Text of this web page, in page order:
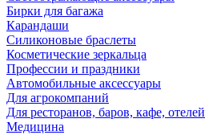
Бирки для багажа
Карандаши
Силиконовые браслеты
Косметические зеркальца
Профессии и праздники
Автомобильные аксессуары
Для агрокомпаний
Для ресторанов, баров, кафе, отелей
Медицина